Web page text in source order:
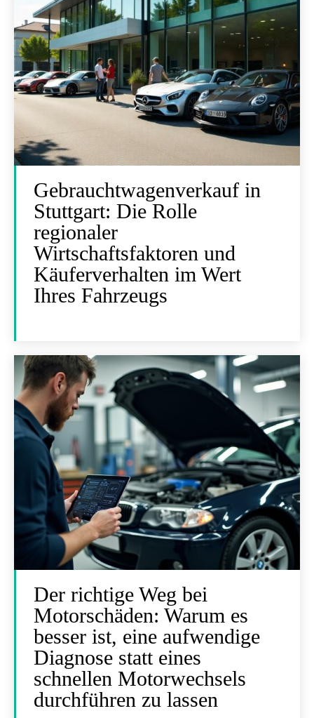
Gebrauchtwagenverkauf in
Stuttgart: Die Rolle
regionaler
Wirtschaftsfaktoren und
Käuferverhalten im Wert
Ihres Fahrzeugs
Der richtige Weg bei
Motorschäden: Warum es
besser ist, eine aufwendige
Diagnose statt eines
schnellen Motorwechsels
durchführen zu lassen